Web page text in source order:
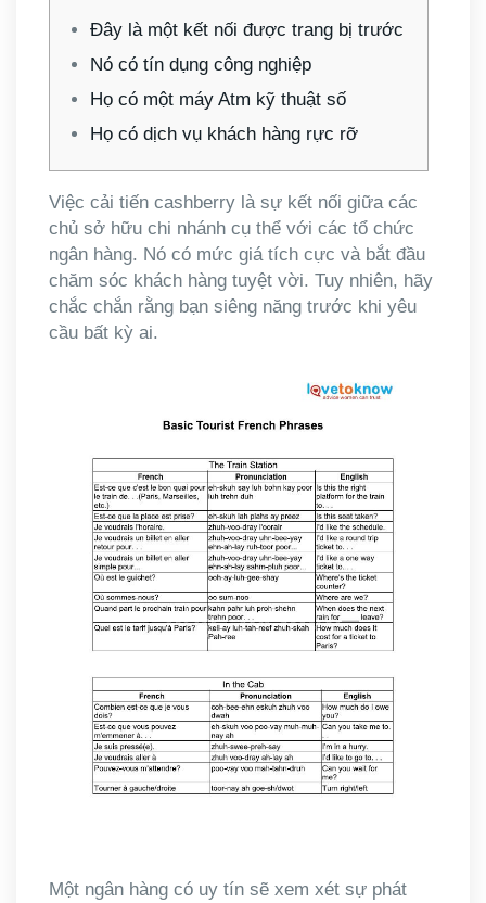
Đây là một kết nối được trang bị trước
Nó có tín dụng công nghiệp
Họ có một máy Atm kỹ thuật số
Họ có dịch vụ khách hàng rực rỡ
Việc cải tiến cashberry là sự kết nối giữa các
chủ sở hữu chi nhánh cụ thể với các tổ chức
ngân hàng. Nó có mức giá tích cực và bắt đầu
chăm sóc khách hàng tuyệt vời. Tuy nhiên, hãy
chắc chắn rằng bạn siêng năng trước khi yêu
cầu bất kỳ ai.
Một ngân hàng có uy tín sẽ xem xét sự phát